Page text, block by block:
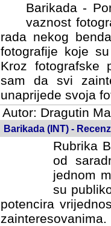
Barikada -
vaznost
rada nekog
fotografije koje su
fotografske
svi
svoja fotografska
Autor: Dragutin
Barikada (INT) -
Rubrika
od
jednom
su
potencira
zainteresovanima.